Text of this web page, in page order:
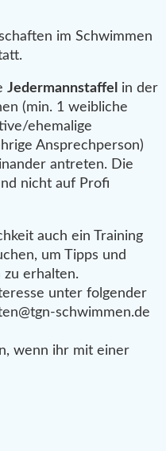
im Schwimmen
Jedermannstaffel
in der
(min. 1 weibliche
ehemalige
Ansprechperson)
antreten. Die
nicht auf Profi
auch ein Training
um Tipps und
zu erhalten.
unter folgender
schwimmen.de
wenn ihr mit einer